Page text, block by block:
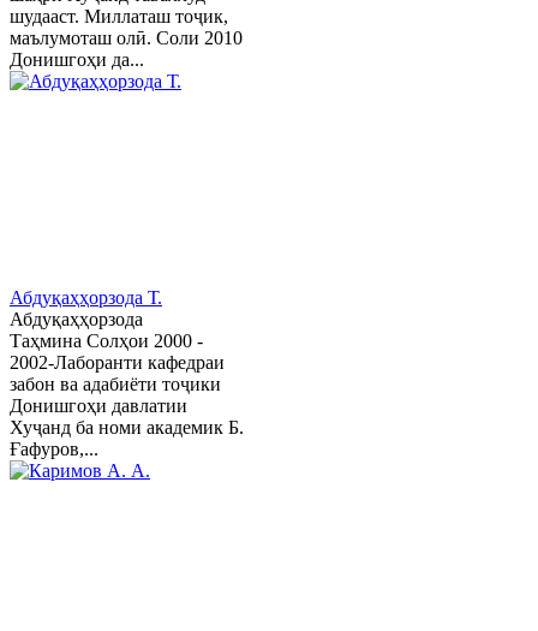
шудааст. Миллаташ тоҷик,
маълумоташ олӣ. Соли 2010
Донишгоҳи да...
Абдуқаҳҳорзода Т.
Абдуқаҳҳорзода
Таҳмина Солҳои 2000 -
2002-Лаборанти кафедраи
забон ва адабиёти тоҷики
Донишгоҳи давлатии
Хуҷанд ба номи академик Б.
Ғафуров,...